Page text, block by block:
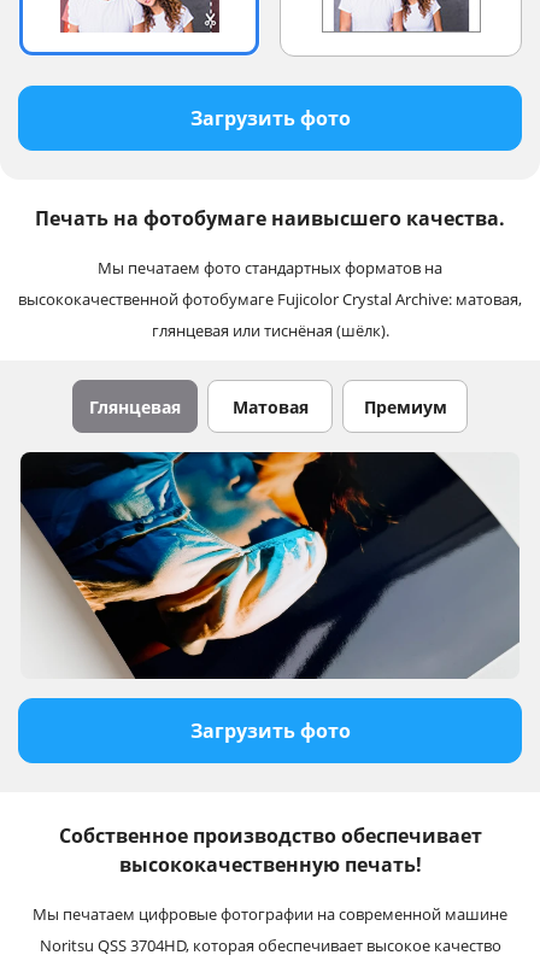
Загрузить фото
Печать на фотобумаге наивысшего качества.
Мы печатаем фото стандартных форматов на
высококачественной фотобумаге Fujicolor Crystal Archive: матовая,
глянцевая или тиснёная (шёлк).
Глянцевая Матовая Премиум
Загрузить фото
Собственное производство обеспечивает
высококачественную печать!
Мы печатаем цифровые фотографии на современной машине
Noritsu QSS 3704HD, которая обеспечивает высокое качество